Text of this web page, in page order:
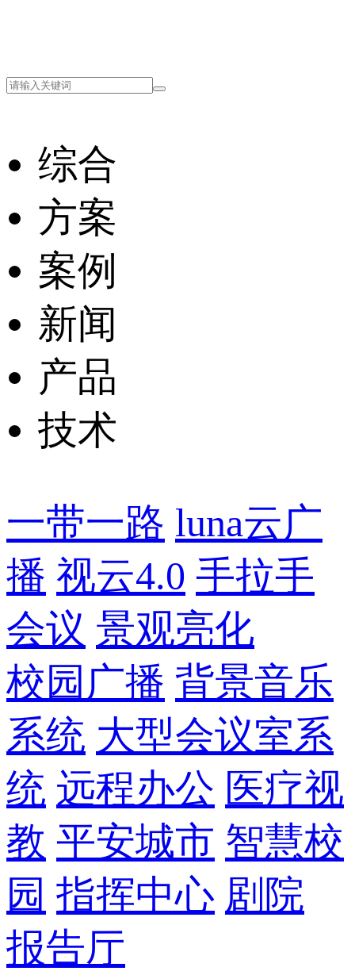
综合
方案
案例
新闻
产品
技术
一带一路 luna云广
播 视云4.0 手拉手
会议 景观亮化
校园广播 背景音乐
系统 大型会议室系
统 远程办公 医疗视
教 平安城市 智慧校
园 指挥中心 剧院
报告厅